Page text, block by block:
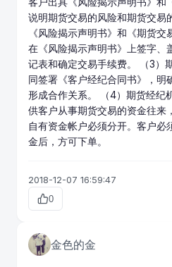
说明期货交易的风险和期货交易
《风险揭示声明书》和《期货
在《风险揭示声明书》上签字、
记表和确定交易手续费。 （3）
同签署《客户经纪合同书》，明
形成合作关系。 （4）期货经纪
供客户从事期货交易的资金往来
自有资金帐户必须分开。客户必
金后，方可下单。
2018-12-07 16:59:47
0
金色的金